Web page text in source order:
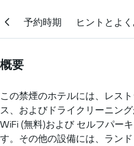
予約時期 ヒントとよ
概要
この禁煙のホテルには、レス
ス、およびドライクリーニン
WiFi (無料)および セルフパー
す。その他の設備には、ラン